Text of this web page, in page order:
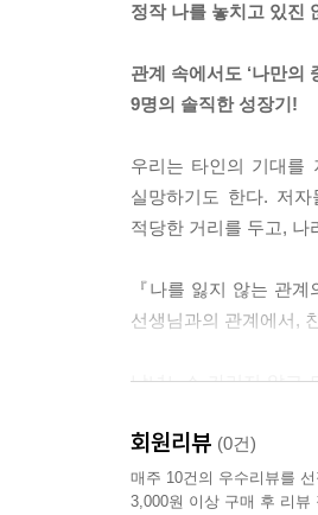
정작 나를 놓치고 있진
관계 속에서도 ‘나만의
9명의 솔직한 성장기!
우리는 타인의 기대를
실망하기도 한다. 저자
적당한 거리를 두고, 나
『나를 잃지 않는 관
선생님과의 관계에서,
남녀노소 가리지 않고
되어보자.
회원리뷰 (0건)
매주 10건의 우수리뷰를
3,000원 이상 구매 후 리뷰